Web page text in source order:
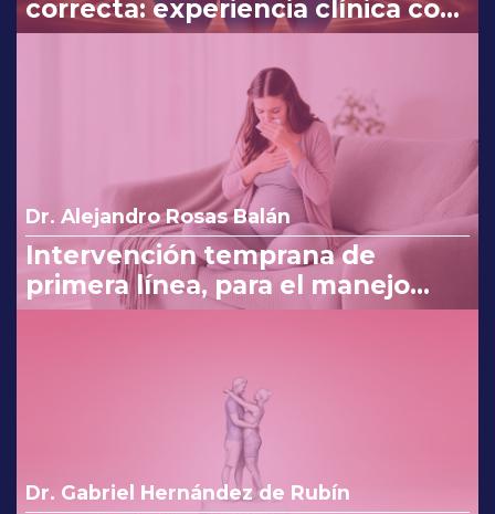
correcta: experiencia clínica con
Myo y D-Chiro-Inositol
Dr. Alejandro Rosas Balán
Intervención temprana de
primera línea, para el manejo
eficaz en náuseas y vómito del
Dr. Gabriel Hernández de Rubín